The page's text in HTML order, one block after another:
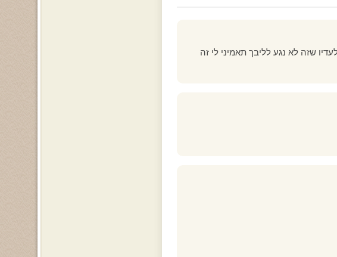
שזה לא נגע לליבך תאמיני לי זה